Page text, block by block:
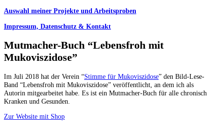
Auswahl meiner Projekte und Arbeitsproben
Impressum, Datenschutz & Kontakt
Mutmacher-Buch “Lebensfroh mit
Mukoviszidose”
Im Juli 2018 hat der Verein “Stimme für Mukoviszidose” den Bild-Lese-
Band “Lebensfroh mit Mukoviszidose” veröffentlicht, an dem ich als
Autorin mitgearbeitet habe. Es ist ein Mutmacher-Buch für alle chronisch
Kranken und Gesunden.
Zur Website mit Shop